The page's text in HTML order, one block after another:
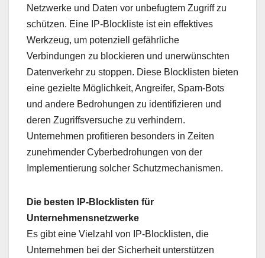
Netzwerke und Daten vor unbefugtem Zugriff zu
schützen. Eine IP-Blockliste ist ein effektives
Werkzeug, um potenziell gefährliche
Verbindungen zu blockieren und unerwünschten
Datenverkehr zu stoppen. Diese Blocklisten bieten
eine gezielte Möglichkeit, Angreifer, Spam-Bots
und andere Bedrohungen zu identifizieren und
deren Zugriffsversuche zu verhindern.
Unternehmen profitieren besonders in Zeiten
zunehmender Cyberbedrohungen von der
Implementierung solcher Schutzmechanismen.
Die besten IP-Blocklisten für
Unternehmensnetzwerke
Es gibt eine Vielzahl von IP-Blocklisten, die
Unternehmen bei der Sicherheit unterstützen